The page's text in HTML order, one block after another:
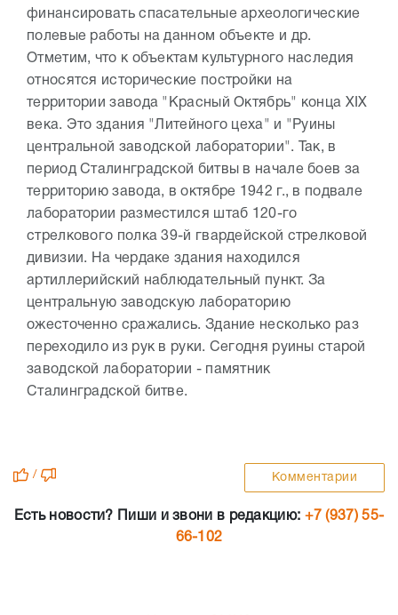
финансировать спасательные археологические
полевые работы на данном объекте и др.
Отметим, что к объектам культурного наследия
относятся исторические постройки на
территории завода "Красный Октябрь" конца XIX
века. Это здания "Литейного цеха" и "Руины
центральной заводской лаборатории". Так, в
период Сталинградской битвы в начале боев за
территорию завода, в октябре 1942 г., в подвале
лаборатории разместился штаб 120-го
стрелкового полка 39-й гвардейской стрелковой
дивизии. На чердаке здания находился
артиллерийский наблюдательный пункт. За
центральную заводскую лабораторию
ожесточенно сражались. Здание несколько раз
переходило из рук в руки. Сегодня руины старой
заводской лаборатории - памятник
Сталинградской битве.
/ Комментарии
Есть новости? Пиши и звони в редакцию: +7 (937) 55-
66-102